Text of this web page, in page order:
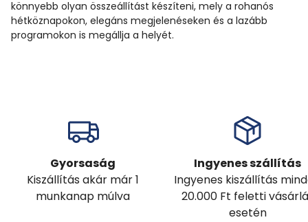
könnyebb olyan összeállítást készíteni, mely a rohanós
hétköznapokon, elegáns megjelenéseken és a lazább
programokon is megállja a helyét.
Gyorsaság
Kiszállítás akár már 1
munkanap múlva
Ingyenes szállítás
Ingyenes kiszállítás
20.000 Ft feletti
esetén